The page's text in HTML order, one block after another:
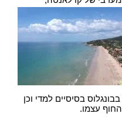
בסיסיים למדי וכן
עצמו.